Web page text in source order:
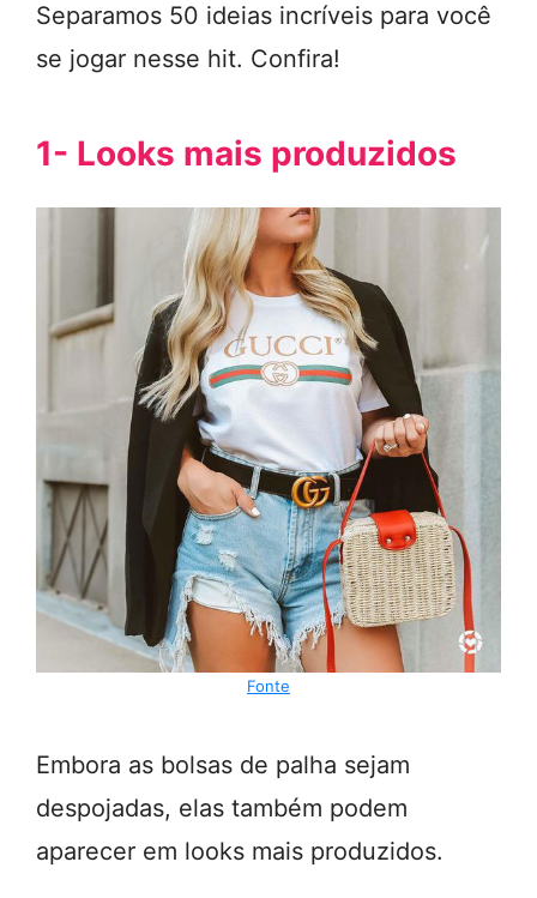
Separamos 50 ideias incríveis para você
se jogar nesse hit. Confira!
1- Looks mais produzidos
Fonte
Embora as bolsas de palha sejam
despojadas, elas também podem
aparecer em looks mais produzidos.